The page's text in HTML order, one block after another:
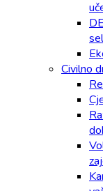
Civilno